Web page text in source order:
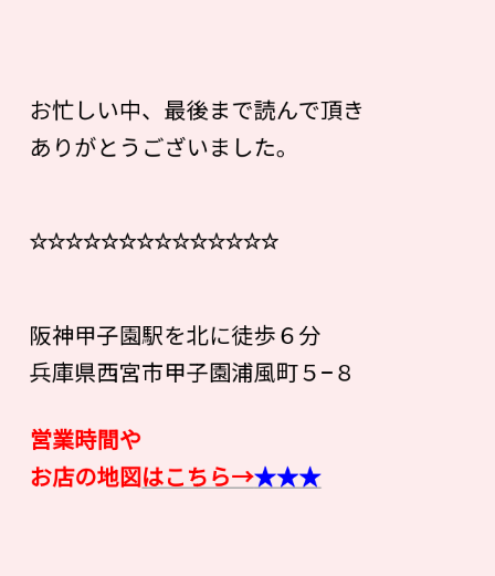
お忙しい中、最後まで読んで頂き
ありがとうございました。
☆☆☆☆☆☆☆☆☆☆☆☆☆☆
阪神甲子園駅を北に徒歩６分
兵庫県西宮市甲子園浦風町５−８
営業時間や
お店の地図はこちら→★★★